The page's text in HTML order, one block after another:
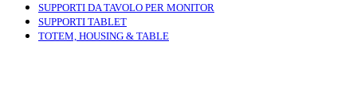
SUPPORTI DA TAVOLO PER MONITOR
SUPPORTI TABLET
TOTEM, HOUSING & TABLE